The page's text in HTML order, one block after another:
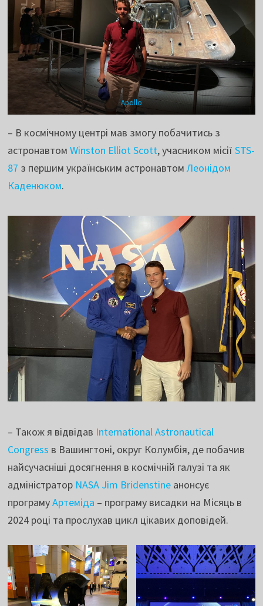
Apollo
– В космічному центрі мав змогу побачитись з
астронавтом Winston Elliot Scott, учасником місії STS-
87 з першим українським астронавтом Леонідом
Каденюком.
– Також я відвідав International Astronautical
Congress в Вашингтоні, округ Колумбія, де побачив
найсучасніші досягнення в космічній галузі та як
адміністратор NASA Jim Bridenstineанонсує
програмуАртеміда – програму висадки на Місяць в
2024 році та прослухав цикл цікавих доповідей.